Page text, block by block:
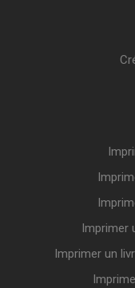
Imprimer
Imprimer un